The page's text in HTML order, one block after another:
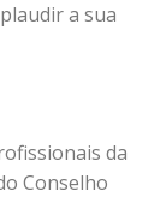
a sua
da
Conselho